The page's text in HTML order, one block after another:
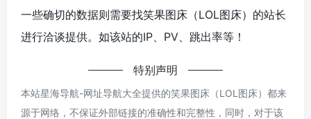
一些确切的数据则需要找笑果图床（LOL图床）的站长
进行洽谈提供。如该站的IP、PV、跳出率等！
特别声明
本站星海导航-网址导航大全提供的笑果图床（LOL图床）都来
源于网络，不保证外部链接的准确性和完整性，同时，对于该